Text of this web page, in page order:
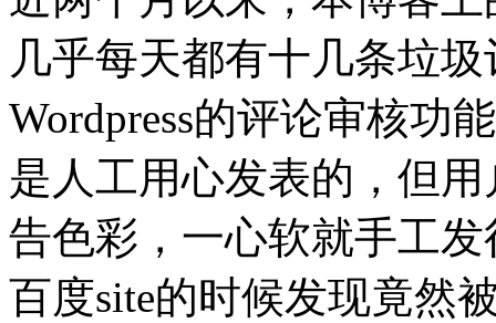
几乎每天都有十几条垃
Wordpress的评论审核功
是人工用心发表的，但
告色彩，一心软就手工
百度site的时候发现竟然